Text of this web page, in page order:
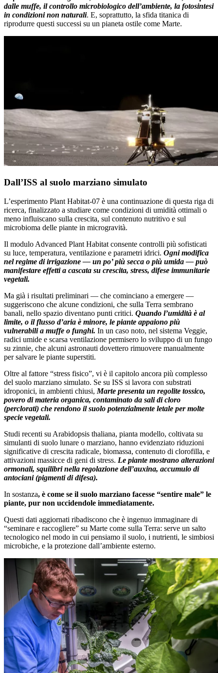
dalle muffe, il controllo microbiologico dell’ambiente, la fotosintesi
in condizioni non naturali. E, soprattutto, la sfida titanica di
riprodurre questi successi su un pianeta ostile come Marte.
Dall’ISS al suolo marziano simulato
L’esperimento Plant Habitat‑07 è una continuazione di questa riga di
ricerca, finalizzato a studiare come condizioni di umidità ottimali o
meno influiscano sulla crescita, sul contenuto nutritivo e sul
microbioma delle piante in microgravità.
Il modulo Advanced Plant Habitat consente controlli più sofisticati
su luce, temperatura, ventilazione e parametri idrici. Ogni modifica
nel regime di irrigazione — un po’ più secca o più umida — può
manifestare effetti a cascata su crescita, stress, difese immunitarie
vegetali.
Ma già i risultati preliminari — che cominciano a emergere —
suggeriscono che alcune condizioni, che sulla Terra sembrano
banali, nello spazio diventano punti critici. Quando l’umidità è al
limite, o il flusso d’aria è minore, le piante appaiono più
vulnerabili a muffe o funghi. In un caso noto, nel sistema Veggie,
radici umide e scarsa ventilazione permisero lo sviluppo di un fungo
su zinnie, che alcuni astronauti dovettero rimuovere manualmente
per salvare le piante superstiti.
Oltre al fattore “stress fisico”, vi è il capitolo ancora più complesso
del suolo marziano simulato. Se su ISS si lavora con substrati
idroponici, in ambienti chiusi, Marte presenta un regolite tossico,
povero di materia organica, contaminato da sali di cloro
(perclorati) che rendono il suolo potenzialmente letale per molte
specie vegetali.
Studi recenti su Arabidopsis thaliana, pianta modello, coltivata su
simulanti di suolo lunare o marziano, hanno evidenziato riduzioni
significative di crescita radicale, biomassa, contenuto di clorofilla, e
attivazioni massicce di geni di stress. Le piante mostrano alterazioni
ormonali, squilibri nella regolazione dell’auxina, accumulo di
antociani (pigmenti di difesa).
In sostanza, è come se il suolo marziano facesse “sentire male” le
piante, pur non uccidendole immediatamente.
Questi dati aggiornati ribadiscono che è ingenuo immaginare di
“seminare e raccogliere” su Marte come sulla Terra: serve un salto
tecnologico nel modo in cui pensiamo il suolo, i nutrienti, le simbiosi
microbiche, e la protezione dall’ambiente esterno.